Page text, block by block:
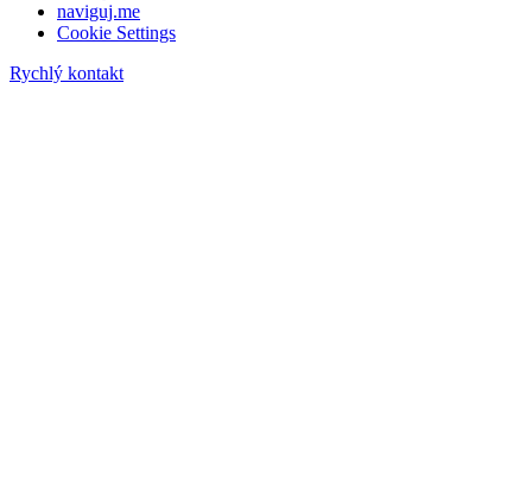
naviguj.me
Cookie Settings
Rychlý kontakt